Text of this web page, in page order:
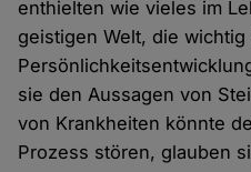
enthielten wie vieles im
geistigen Welt, die wichtig
sie den Aussagen von
von Krankheiten könnte
Prozess stören, glauben